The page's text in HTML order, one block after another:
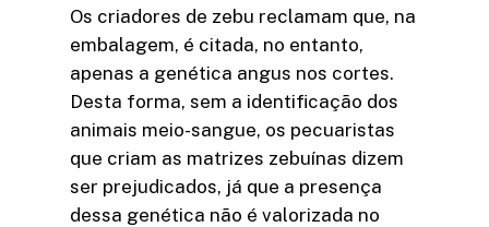
Os criadores de zebu reclamam que, na
embalagem, é citada, no entanto,
apenas a genética angus nos cortes.
Desta forma, sem a identificação dos
animais meio-sangue, os pecuaristas
que criam as matrizes zebuínas dizem
ser prejudicados, já que a presença
dessa genética não é valorizada no